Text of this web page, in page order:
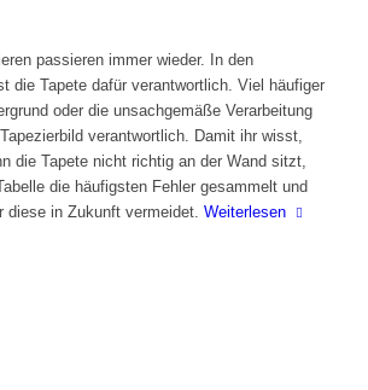
passieren immer wieder. In den
die Tapete dafür verantwortlich. Viel häufiger
oder die unsachgemäße Verarbeitung
verantwortlich. Damit ihr wisst,
die Tapete nicht richtig an der Wand sitzt,
die häufigsten Fehler gesammelt und
diese in Zukunft vermeidet. Weiterlesen